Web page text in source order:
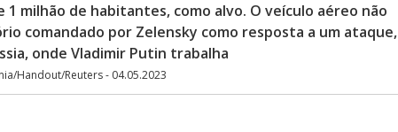
1 milhão de habitantes, como alvo. O veículo aéreo não
comandado por Zelensky como resposta a um ataque,
onde Vladimir Putin trabalha
Handout/Reuters - 04.05.2023